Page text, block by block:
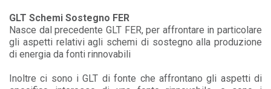
GLT Schemi Sostegno FER
Nasce dal precedente GLT FER, per affrontare in particolare
gli aspetti relativi agli schemi di sostegno alla produzione
di energia da fonti rinnovabili
Inoltre ci sono iGLT di fonte che affrontano gli aspetti di